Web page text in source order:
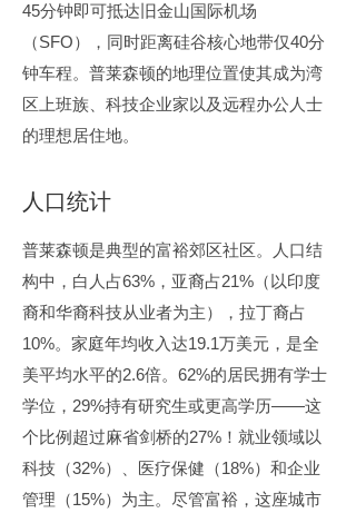
45分钟即可抵达旧金山国际机场
（SFO），同时距离硅谷核心地带仅40分
钟车程。普莱森顿的地理位置使其成为湾
区上班族、科技企业家以及远程办公人士
的理想居住地。
人口统计
普莱森顿是典型的富裕郊区社区。人口结
构中，白人占63%，亚裔占21%（以印度
裔和华裔科技从业者为主），拉丁裔占
10%。家庭年均收入达19.1万美元，是全
美平均水平的2.6倍。62%的居民拥有学士
学位，29%持有研究生或更高学历——这
个比例超过麻省剑桥的27%！就业领域以
科技（32%）、医疗保健（18%）和企业
管理（15%）为主。尽管富裕，这座城市